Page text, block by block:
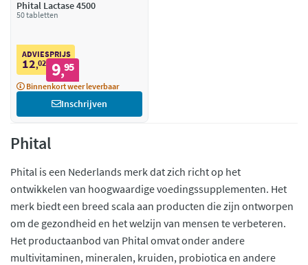
Phital Lactase 4500
50 tabletten
ADVIESPRIJS
12,02 9,95
Binnenkort weer leverbaar
Inschrijven
Phital
Phital is een Nederlands merk dat zich richt op het
ontwikkelen van hoogwaardige voedingssupplementen. Het
merk biedt een breed scala aan producten die zijn ontworpen
om de gezondheid en het welzijn van mensen te verbeteren.
Het productaanbod van Phital omvat onder andere
multivitaminen, mineralen, kruiden, probiotica en andere